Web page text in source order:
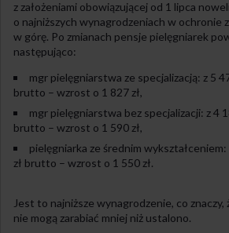
z założeniami obowiązującej od 1 lipca
o najniższych wynagrodzeniach w ochronie
w górę. Po zmianach pensje pielęgniarek
następująco:
mgr pielęgniarstwa ze specjalizacją: z 5
brutto – wzrost o 1 827 zł,
mgr pielęgniarstwa bez specjalizacji: z 4
brutto – wzrost o 1 590 zł,
pielęgniarka ze średnim wykształceniem:
zł brutto – wzrost o 1 550 zł.
Jest to najniższe wynagrodzenie, co znaczy,
nie mogą zarabiać mniej niż ustalono.